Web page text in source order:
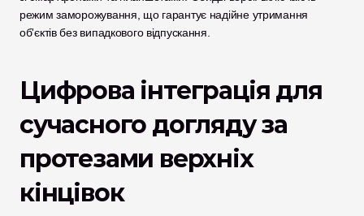
режим заморожування, що гарантує надійне утримання
об'єктів без випадкового відпускання.
Цифрова інтеграція для
сучасного догляду за
протезами верхніх
кінцівок